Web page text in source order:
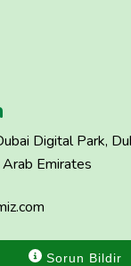
Digital Park,
Emirates
Sorun Bildir